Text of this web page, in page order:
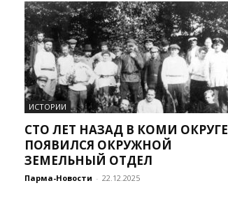
ИСТОРИИ
СТО ЛЕТ НАЗАД В КОМИ ОКРУГЕ
ПОЯВИЛСЯ ОКРУЖНОЙ
ЗЕМЕЛЬНЫЙ ОТДЕЛ
Парма-Новости - 22.12.2025